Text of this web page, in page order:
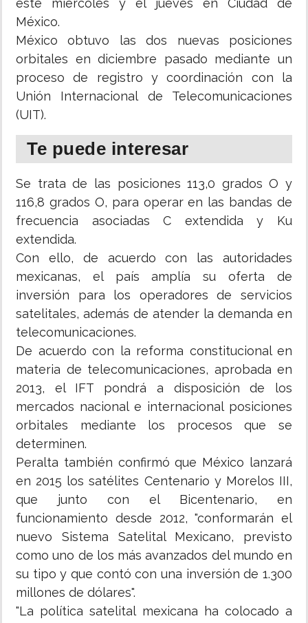
este miércoles y el jueves en Ciudad de
México.
México obtuvo las dos nuevas posiciones
orbitales en diciembre pasado mediante un
proceso de registro y coordinación con la
Unión Internacional de Telecomunicaciones
(UIT).
Te puede interesar
Se trata de las posiciones 113,0 grados O y
116,8 grados O, para operar en las bandas de
frecuencia asociadas C extendida y Ku
extendida.
Con ello, de acuerdo con las autoridades
mexicanas, el país amplía su oferta de
inversión para los operadores de servicios
satelitales, además de atender la demanda en
telecomunicaciones.
De acuerdo con la reforma constitucional en
materia de telecomunicaciones, aprobada en
2013, el IFT pondrá a disposición de los
mercados nacional e internacional posiciones
orbitales mediante los procesos que se
determinen.
Peralta también confirmó que México lanzará
en 2015 los satélites Centenario y Morelos III,
que junto con el Bicentenario, en
funcionamiento desde 2012, "conformarán el
nuevo Sistema Satelital Mexicano, previsto
como uno de los más avanzados del mundo en
su tipo y que contó con una inversión de 1.300
millones de dólares".
"La política satelital mexicana ha colocado a